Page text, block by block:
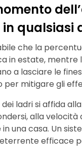
qualsiasi
che la
in estate, mentre
a lasciare le
per mitigare gli
ladri si affida
alla velocità
una casa. Un
efficace